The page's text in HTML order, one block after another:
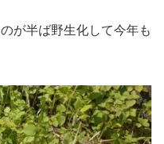
が半ば野生化して今年も